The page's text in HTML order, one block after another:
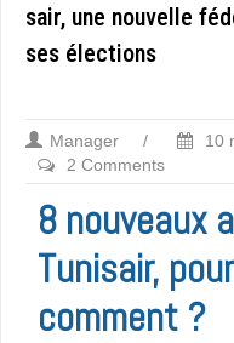
sair, une nouvelle
ses élections
Manager / 10
2 Comments
8 nouveaux
Tunisair,
comment ?